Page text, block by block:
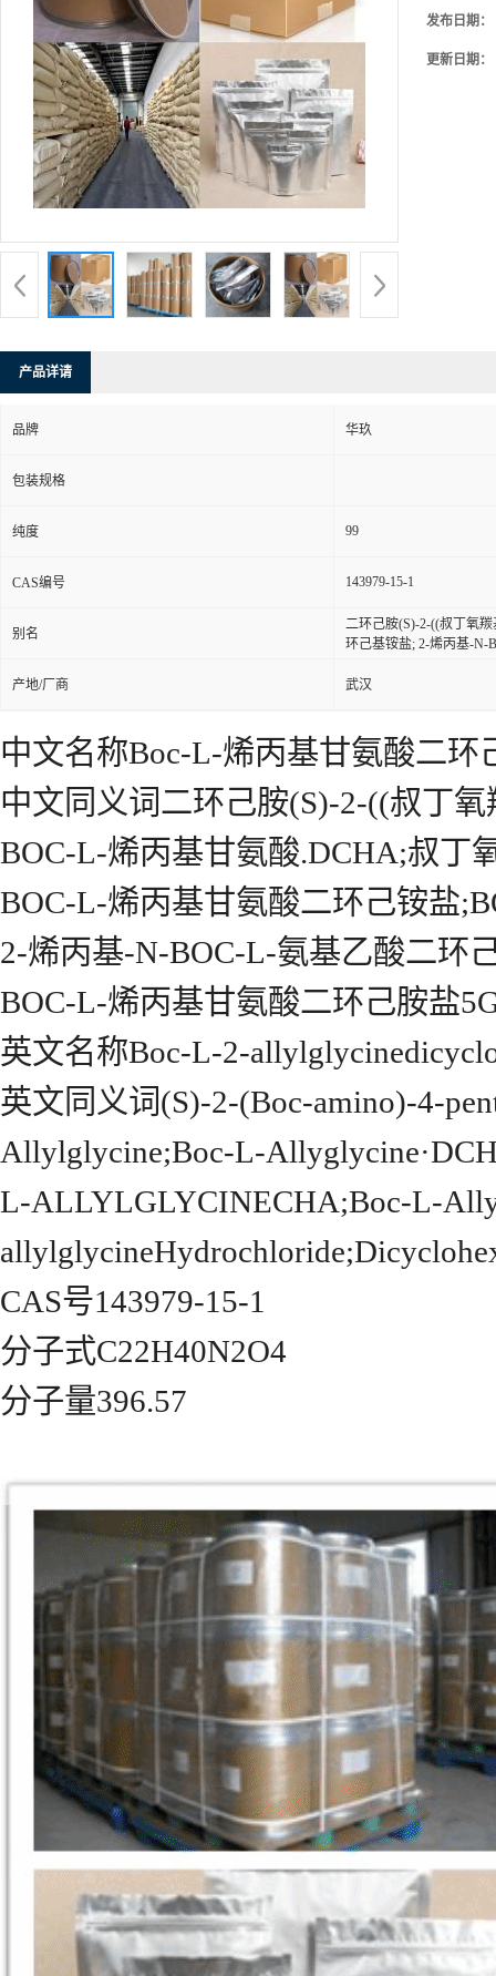
发布日期：
更新日期：
产品详请
品牌 华玖
包装规格
纯度 99
CAS编号 143979-15-1
别名
二环己胺(S)-2-((叔丁氧
环己基铵盐; 2-烯丙基-N-
产地/厂商 武汉
中文名称Boc-L-烯丙基甘氨酸二环
中文同义词二环己胺(S)-2-((叔丁
BOC-L-烯丙基甘氨酸.DCHA;叔丁
BOC-L-烯丙基甘氨酸二环己铵盐
2-烯丙基-N-BOC-L-氨基乙酸二环
BOC-L-烯丙基甘氨酸二环己胺盐
英文名称Boc-L-2-
英文同义词(S)-2-(Boc-amino)-4-
Allylglycine;Boc-L-
L-ALLYLGLYCINECHA;Boc-L-
CAS号143979-15-1
分子式C22H40N2O4
分子量396.57